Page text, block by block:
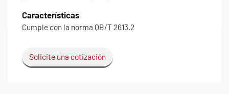
Características
Cumple con la norma QB/T 2613.2
Solicite una cotización